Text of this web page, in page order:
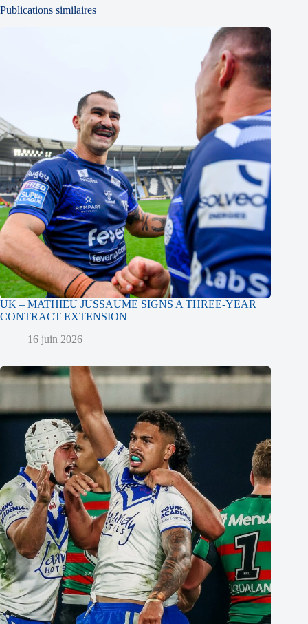
Publications similaires
UK – MATHIEU JUSSAUME SIGNS A THREE-YEAR
CONTRACT EXTENSION
16 juin 2026